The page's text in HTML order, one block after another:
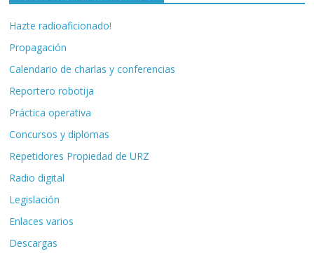
Hazte radioaficionado!
Propagación
Calendario de charlas y conferencias
Reportero robotija
Práctica operativa
Concursos y diplomas
Repetidores Propiedad de URZ
Radio digital
Legislación
Enlaces varios
Descargas